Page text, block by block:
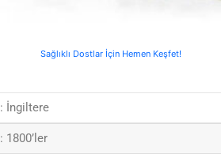
Sağlıklı Dostlar İçin Hemen Keşfet!
: İngiltere
: 1800’ler